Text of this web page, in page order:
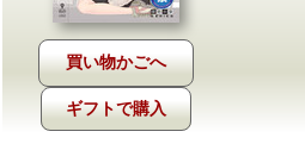
ギフトで購入